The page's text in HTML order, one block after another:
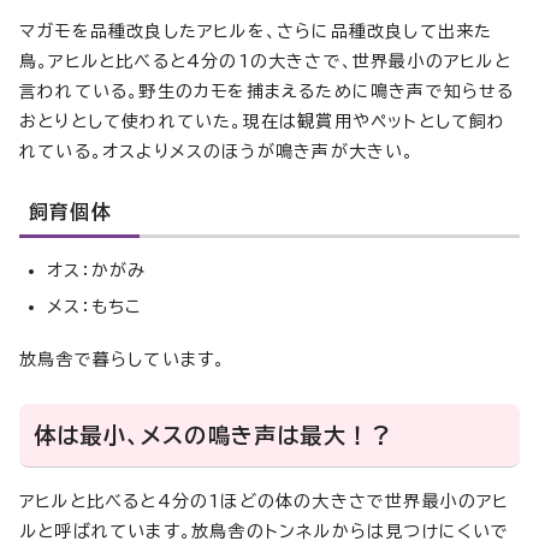
マガモを品種改良したアヒルを、さらに品種改良して出来た
鳥。アヒルと比べると4分の1の大きさで、世界最小のアヒルと
言われている。野生のカモを捕まえるために鳴き声で知らせる
おとりとして使われていた。現在は観賞用やペットとして飼わ
れている。オスよりメスのほうが鳴き声が大きい。
飼育個体
オス：かがみ
メス：もちこ
放鳥舎で暮らしています。
体は最小、メスの鳴き声は最大！？
アヒルと比べると4分の1ほどの体の大きさで世界最小のアヒ
ルと呼ばれています。放鳥舎のトンネルからは見つけにくいで